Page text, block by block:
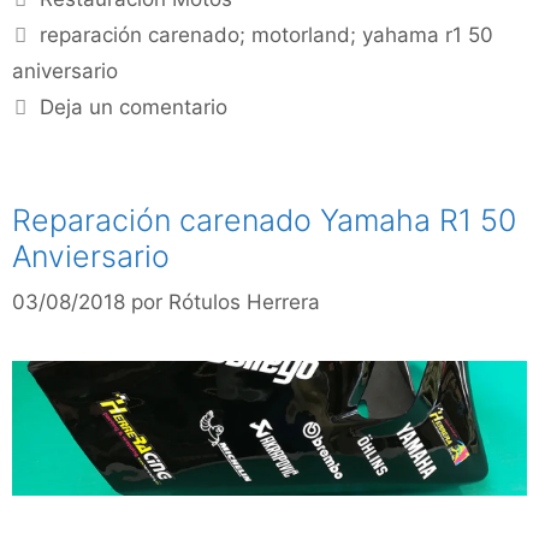
reparación carenado; motorland; yahama r1 50
aniversario
Deja un comentario
Reparación carenado Yamaha R1 50
Anviersario
03/08/2018 por Rótulos Herrera